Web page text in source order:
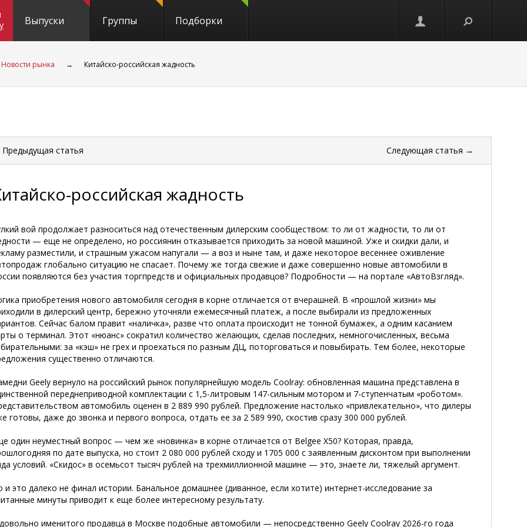
Выпуски Группы Подборки
Новости рынка → Китайско-российская жадность
статья Следующая статья →
российская жадность
вой продолжает разноситься над отечественным дилерским сообществом: то ли от жадности, то ли от
— еще не определено, но россиянин отказывается приходить за новой машиной. Уже и скидки дали, и
разместили, и страшным ужасом напугали — а воз и ныне там, и даже некоторое весеннее оживление
глобально ситуацию не спасает. Почему же тогда свежие и даже совершенно новые автомобили в
появляются без участия торгпредств и официальных продавцов? Подробности — на портале «АвтоВзгляд».
приобретения нового автомобиля сегодня в корне отличается от вчерашней. В «прошлой жизни» мы
в дилерский центр, бережно уточняли ежемесячный платеж, а после выбирали из предложенных
Сейчас балом правит «наличка», разве что оплата происходит не тонной бумажек, а одним касанием
о терминал. Этот «нюанс» сократил количество желающих, сделав последних, немногочисленных, весьма
за «кэш» не грех и проехаться по разным ДЦ, поторговаться и повыбирать. Тем более, некоторые
существенно отличаются.
Geely вернуло на российский рынок популярнейшую модель Coolray: обновленная машина представлена в
переднеприводной комплектации с 1,5-литровым 147-сильным мотором и 7-ступенчатым «роботом».
автомобиль оценен в 2 889 990 рублей. Предложение настолько «привлекательно», что дилеры
готовы, даже до звонка и первого вопроса, отдать ее за 2 589 990, скостив сразу 300 000 рублей.
один неуместный вопрос — чем же «новинка» в корне отличается от Belgee X50? Которая, правда,
по дате выпуска, но стоит 2 080 000 рублей сходу и 1705 000 с заявленным дисконтом при выполнении
условий. «Скидос» в осемьсот тысяч рублей на трехмиллионной машине — это, знаете ли, тяжелый аргумент.
и это далеко не финал истории. Банальное домашнее (диванное, если хотите) интернет-исследование за
минуты приводит к еще более интересному результату.
именитого продавца в Москве подобные автомобили — непосредственно Geely Coolray 2026-го года